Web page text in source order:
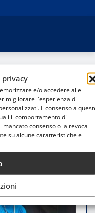
privacy
e/o accedere alle
migliorare l'esperienza di
Il consenso a
il comportamento di
mancato consenso o la revoca
su alcune caratteristiche e
di Insieme